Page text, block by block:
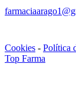
Cookies - Política
Top Farma